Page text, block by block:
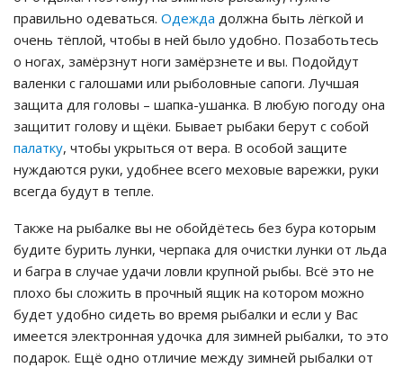
правильно одеваться. Одежда должна быть лёгкой и
очень тёплой, чтобы в ней было удобно. Позаботьтесь
о ногах, замёрзнут ноги замёрзнете и вы. Подойдут
валенки с галошами или рыболовные сапоги. Лучшая
защита для головы – шапка-ушанка. В любую погоду она
защитит голову и щёки. Бывает рыбаки берут с собой
палатку, чтобы укрыться от вера. В особой защите
нуждаются руки, удобнее всего меховые варежки, руки
всегда будут в тепле.
Также на рыбалке вы не обойдётесь без бура которым
будите бурить лунки, черпака для очистки лунки от льда
и багра в случае удачи ловли крупной рыбы. Всё это не
плохо бы сложить в прочный ящик на котором можно
будет удобно сидеть во время рыбалки и если у Вас
имеется электронная удочка для зимней рыбалки, то это
подарок. Ещё одно отличие между зимней рыбалки от